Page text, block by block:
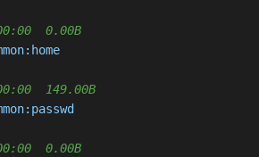
0.00B
149.00B
0.00B